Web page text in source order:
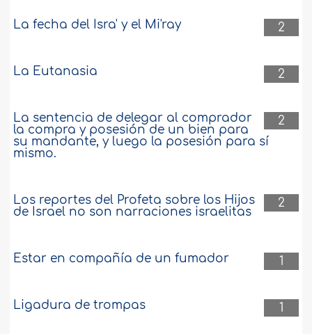
2
La fecha del Isra' y el Mi'ray
2
La Eutanasia
2
La sentencia de delegar al comprador
la compra y posesión de un bien para
su mandante, y luego la posesión para sí
mismo.
2
Los reportes del Profeta sobre los Hijos
de Israel no son narraciones israelitas
1
Estar en compañía de un fumador
1
Ligadura de trompas